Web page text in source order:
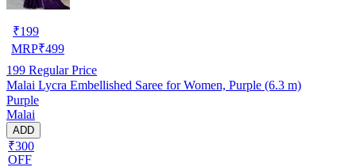
₹199
MRP₹499
199 Regular Price
Malai Lycra Embellished Saree for Women, Purple (6.3 m)
Purple
Malai
ADD
₹300
OFF